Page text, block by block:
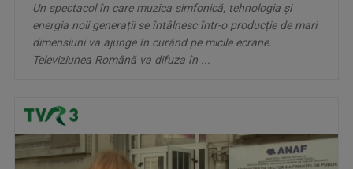
Un spectacol în care muzica simfonică, tehnologia și
energia noii generații se întâlnesc într-o producție de mari
dimensiuni va ajunge în curând pe micile ecrane.
Televiziunea Română va difuza în ...